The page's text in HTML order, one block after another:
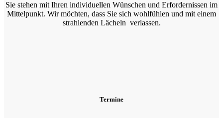
Sie stehen mit Ihren individuellen Wünschen und Erfordernissen im
Mittelpunkt. Wir möchten, dass Sie sich wohlfühlen und mit einem
strahlenden Lächeln verlassen.
Termine